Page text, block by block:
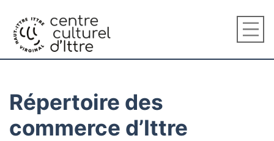
Répertoire des
commerce d’Ittre